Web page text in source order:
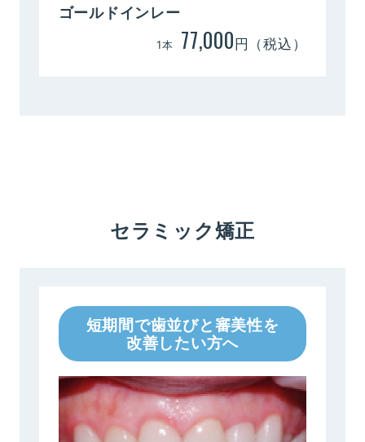
ゴールドインレー
1本 77,000円（税込）
セラミック矯正
短期間で歯並びと審美性を
改善したい方へ